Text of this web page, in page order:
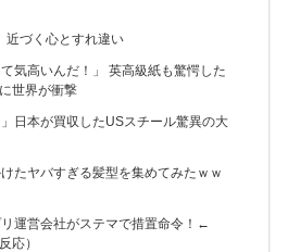
近づく心とすれ違い
気高いんだ！」 英高級紙も驚愕した
世界が衝撃
日本が買収したUSスチール驚異の大
たヤバすぎる髪型を集めてみたｗｗ
運営会社がステマで措置命令！←
応）